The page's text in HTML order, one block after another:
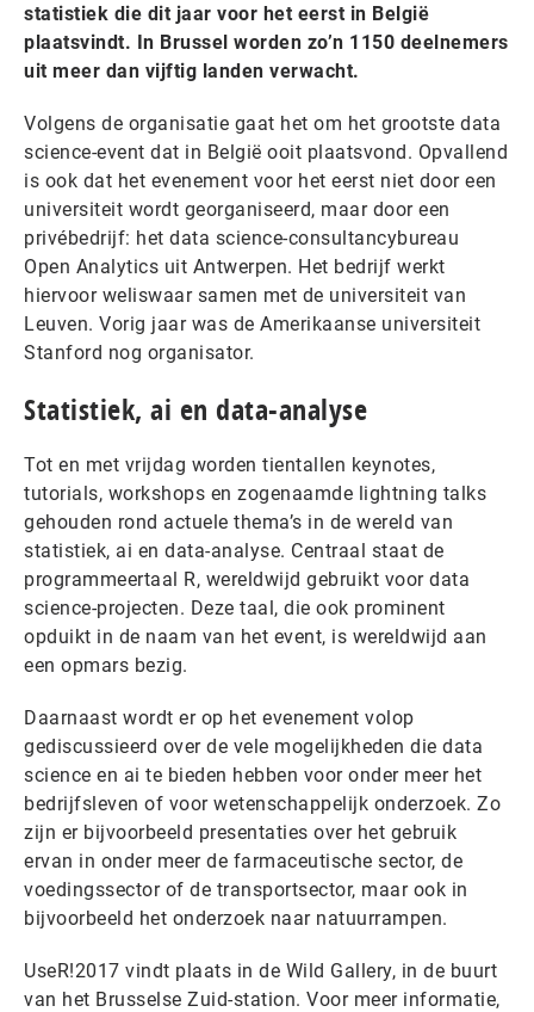
statistiek die dit jaar voor het eerst in België
plaatsvindt. In Brussel worden zo’n 1150 deelnemers
uit meer dan vijftig landen verwacht.
Volgens de organisatie gaat het om het grootste data
science-event dat in België ooit plaatsvond. Opvallend
is ook dat het evenement voor het eerst niet door een
universiteit wordt georganiseerd, maar door een
privébedrijf: het data science-consultancybureau
Open Analytics uit Antwerpen. Het bedrijf werkt
hiervoor weliswaar samen met de universiteit van
Leuven. Vorig jaar was de Amerikaanse universiteit
Stanford nog organisator.
Statistiek, ai en data-analyse
Tot en met vrijdag worden tientallen keynotes,
tutorials, workshops en zogenaamde lightning talks
gehouden rond actuele thema’s in de wereld van
statistiek, ai en data-analyse. Centraal staat de
programmeertaal R, wereldwijd gebruikt voor data
science-projecten. Deze taal, die ook prominent
opduikt in de naam van het event, is wereldwijd aan
een opmars bezig.
Daarnaast wordt er op het evenement volop
gediscussieerd over de vele mogelijkheden die data
science en ai te bieden hebben voor onder meer het
bedrijfsleven of voor wetenschappelijk onderzoek. Zo
zijn er bijvoorbeeld presentaties over het gebruik
ervan in onder meer de farmaceutische sector, de
voedingssector of de transportsector, maar ook in
bijvoorbeeld het onderzoek naar natuurrampen.
UseR!2017 vindt plaats in de Wild Gallery, in de buurt
van het Brusselse Zuid-station. Voor meer informatie,